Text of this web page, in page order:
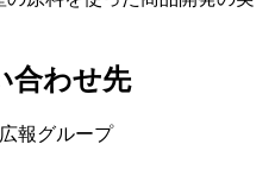
合わせ先
報グループ